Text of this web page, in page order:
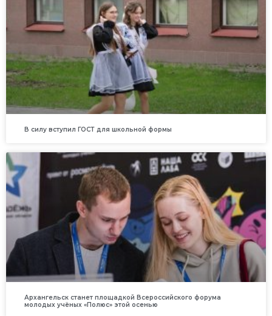
В силу вступил ГОСТ для школьной формы
Архангельск станет площадкой Всероссийского форума
молодых учёных «Полюс» этой осенью